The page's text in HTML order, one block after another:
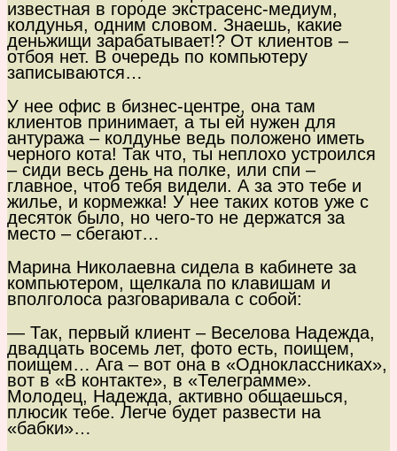
известная в городе экстрасенс-медиум,
колдунья, одним словом. Знаешь, какие
деньжищи зарабатывает!? От клиентов –
отбоя нет. В очередь по компьютеру
записываются…
У нее офис в бизнес-центре, она там
клиентов принимает, а ты ей нужен для
антуража – колдунье ведь положено иметь
черного кота! Так что, ты неплохо устроился
– сиди весь день на полке, или спи –
главное, чтоб тебя видели. А за это тебе и
жилье, и кормежка! У нее таких котов уже с
десяток было, но чего-то не держатся за
место – сбегают…
Марина Николаевна сидела в кабинете за
компьютером, щелкала по клавишам и
вполголоса разговаривала с собой:
— Так, первый клиент – Веселова Надежда,
двадцать восемь лет, фото есть, поищем,
поищем… Ага – вот она в «Одноклассниках»,
вот в «В контакте», в «Телеграмме».
Молодец, Надежда, активно общаешься,
плюсик тебе. Легче будет развести на
«бабки»…